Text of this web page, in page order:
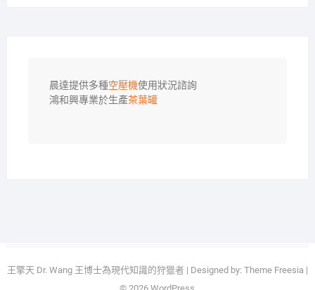
晨達提供多種空壓機使用狀況諮詢
鴻和興專業於生產茶葉罐
王擎天 Dr. Wang 王博士為現代知識的狩獵者| Designed by: Theme Freesia|